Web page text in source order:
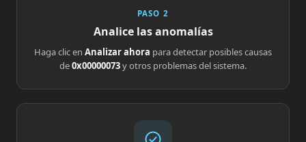
PASO 2
Analice las anomalías
Haga clic en Analizar ahora para detectar posibles causas
de0x00000073y otros problemas del sistema.